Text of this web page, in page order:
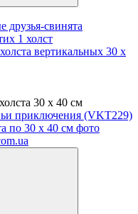
свинята
1 холст
вертикальных 30 х
30 х 40 см